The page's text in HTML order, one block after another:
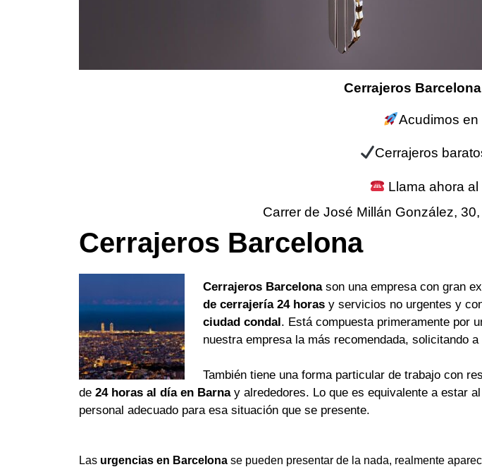
Cerrajeros
Acudimos en
Cerrajeros
Llama ahora al
Carrer de José Millán González,
Cerrajeros Barcelona
Cerrajeros Barcelonason una empresa con gran
de cerrajería 24 horasy servicios no urgentes y
ciudad condal. Está compuesta primeramente por
nuestra empresa la más recomendada, solicitando
También tiene una forma particular de trabajo con
de 24 horas al día en Barnay alrededores. Lo que es equivalente a estar
personal adecuado para esa situación que se presente.
Las urgencias en Barcelona se pueden presentar de la nada, realmente